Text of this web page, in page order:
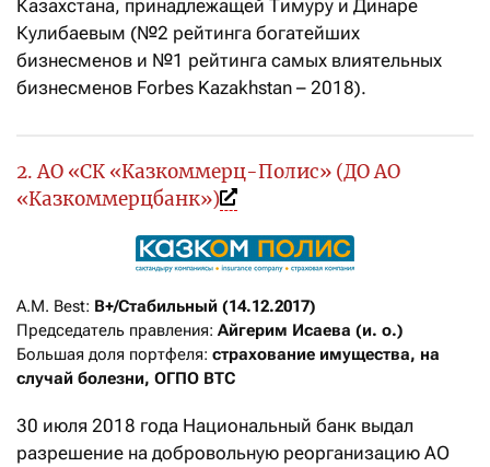
Казахстана, принадлежащей Тимуру и Динаре
Кулибаевым (№2 рейтинга богатейших
бизнесменов и №1 рейтинга самых влиятельных
бизнесменов Forbes Kazakhstan – 2018).
2. АO «СК «Казкоммерц-Полис» (ДО АО
«Казкоммерцбанк»)
A.M. Best: B+/Стабильный (14.12.2017)
Председатель правления: Айгерим Исаева (и. о.)
Большая доля портфеля: страхование имущества, на
случай болезни, ОГПО ВТС
30 июля 2018 года Национальный банк выдал
разрешение на добровольную реорганизацию АО